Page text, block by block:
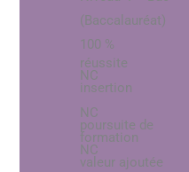
(Baccalauréat)
100 %
réussite
NC
insertion
NC
poursuite de
formation
NC
valeur ajoutée